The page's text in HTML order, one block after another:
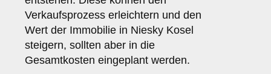
Verkaufsprozess erleichtern und den
Wert der Immobilie in Niesky Kosel
steigern, sollten aber in die
Gesamtkosten eingeplant werden.